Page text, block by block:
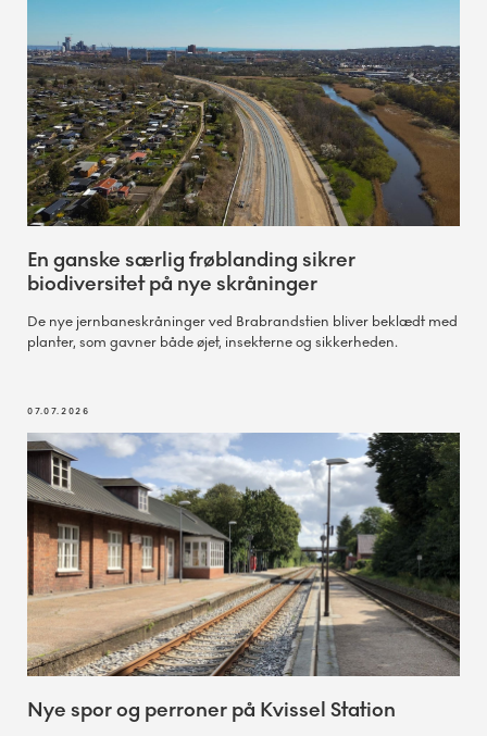
En ganske særlig frøblanding sikrer
biodiversitet på nye skråninger
De nye jernbaneskråninger ved Brabrandstien bliver beklædt med
planter, som gavner både øjet, insekterne og sikkerheden.
07.07.2026
Nye spor og perroner på Kvissel Station